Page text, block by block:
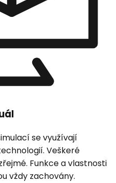
se využívají
Veškeré
Funkce a vlastnosti
vždy zachovány.